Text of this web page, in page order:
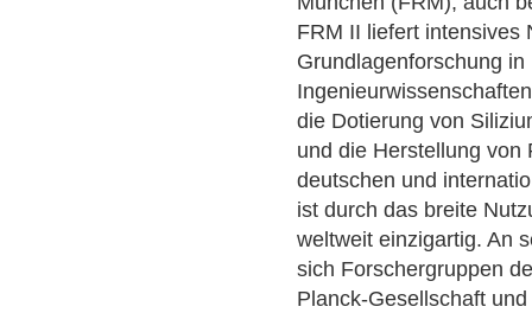
FRM II liefert intensives
Grundlagenforschung
die Dotierung von
und die Herstellung von
deutschen und
ist durch das breite
weltweit einzigartig. An
sich Forschergruppen
Planck-Gesellschaft